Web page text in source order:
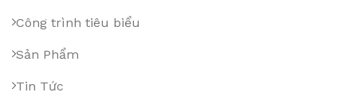
Công trình tiêu biểu
Sản Phẩm
Tin Tức